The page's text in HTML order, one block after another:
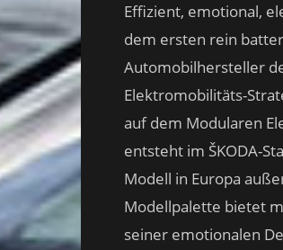
Effizient, emotional,
dem ersten rein
Automobilhersteller
Elektromobilitäts-
auf dem Modularen
entsteht im ŠKODA-
Modell in Europa
Modellpalette bietet
seiner emotionalen